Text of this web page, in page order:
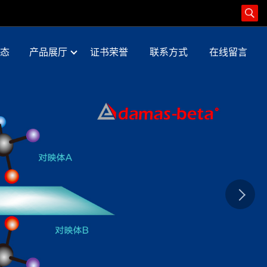
产品展厅 证书荣誉 联系方式 在线留言